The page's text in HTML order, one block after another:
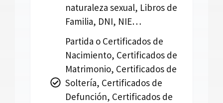
naturaleza sexual, Libros de
Familia, DNI, NIE…
Partida o Certificados de
Nacimiento, Certificados de
Matrimonio, Certificados de
Soltería, Certificados de
Defunción, Certificados de